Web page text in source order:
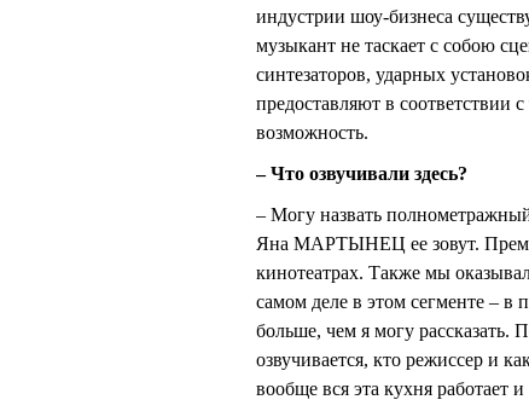
индустрии шоу-бизнеса
музыкант не таскает с собою
синтезаторов, ударных
предоставляют в соответствии
возможность.
– Что озвучивали здесь?
– Могу назвать
Яна МАРТЫНЕЦ ее зовут.
кинотеатрах. Также мы
самом деле в этом сегменте – в
больше, чем я могу рассказать.
озвучивается, кто режиссер и
вообще вся эта кухня работает